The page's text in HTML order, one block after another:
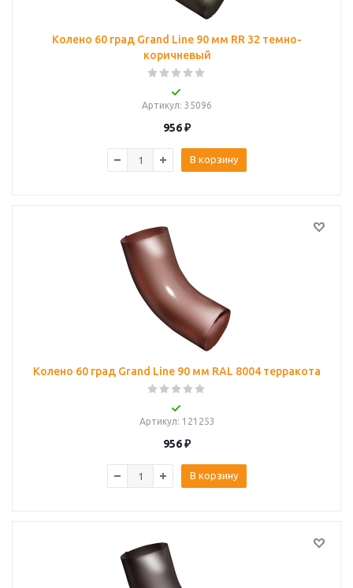
Колено 60 град Grand Line 90 мм RR 32 темно-
коричневый
Артикул: 35096
956₽
В корзину
Колено 60 град Grand Line 90 мм RAL 8004 терракота
Артикул: 121253
956₽
В корзину